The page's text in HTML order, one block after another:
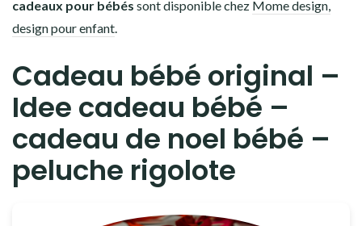
cadeaux pour bébés sont disponible chez Mome design,
design pour enfant.
Cadeau bébé original –
Idee cadeau bébé –
cadeau de noel bébé –
peluche rigolote